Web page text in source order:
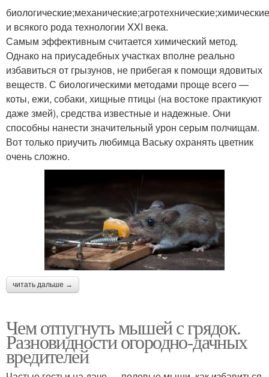
и всякого рода технологии XXI века.
Самым эффективным считается химический метод.
Однако на приусадебных участках вполне реально
избавиться от грызунов, не прибегая к помощи ядовитых
веществ. С биологическими методами проще всего —
коты, ежи, собаки, хищные птицы (на востоке практикуют
даже змей), средства известные и надежные. Они
способны нанести значительный урон серым полчищам.
Вот только приучить любимца Ваську охранять цветник
очень сложно.
читать дальше →
Чем отпугнуть мышей с грядок.
Разновидности огородно-дачных
вредителей